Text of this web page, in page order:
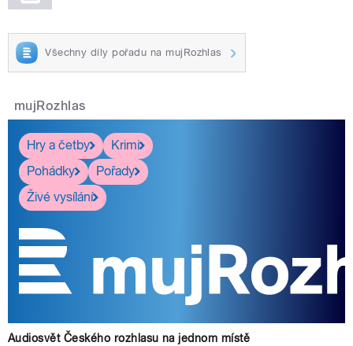
Všechny díly pořadu na mujRozhlas
mujRozhlas
Hry a četby
Krimi
Pohádky
Pořady
Živé vysílání
Audiosvět Českého rozhlasu na jednom místě